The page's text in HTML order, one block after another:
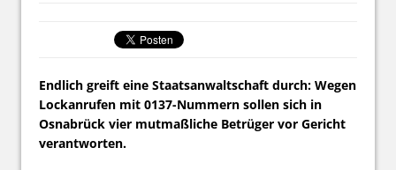
Endlich greift eine Staatsanwaltschaft durch: Wegen
Lockanrufen mit 0137-Nummern sollen sich in
Osnabrück vier mutmaßliche Betrüger vor Gericht
verantworten.